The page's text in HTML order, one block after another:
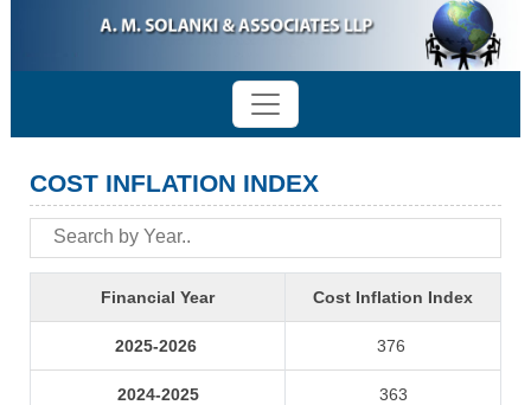
COST INFLATION INDEX
Financial Year Cost Inflation Index
2025-2026 376
2024-2025 363